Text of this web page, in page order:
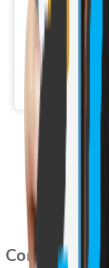
Control de